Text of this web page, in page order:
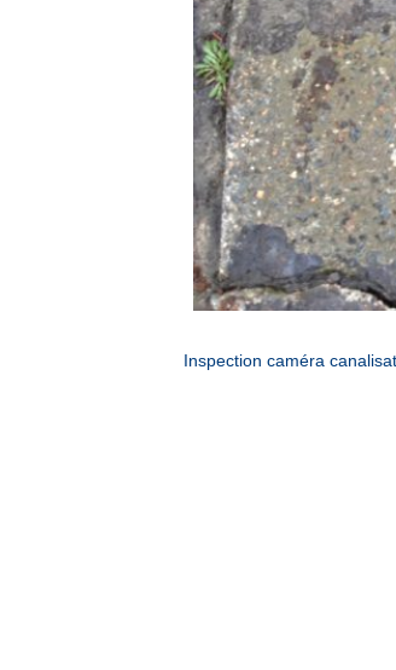
Inspection caméra